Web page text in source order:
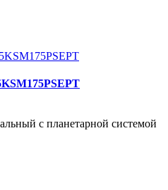
с планетарной системой